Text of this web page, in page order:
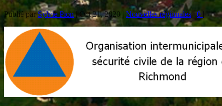
Publié parSylvie Pion| Oct 21, 2020 | Nouvelles régionales 0